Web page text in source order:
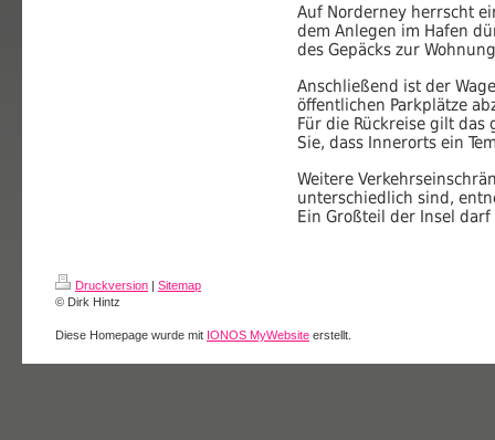
Auf Norderney herrscht
dem Anlegen im Hafen
des Gepäcks zur
Anschließend ist der
öffentlichen Parkplätze
Für die Rückreise gilt das
Sie, dass Innerorts ein
Weitere
unterschiedlich sind,
Ein Großteil der Insel
Druckversion | Sitemap
© Dirk Hintz
Diese Homepage wurde mit IONOS MyWebsite erstellt.